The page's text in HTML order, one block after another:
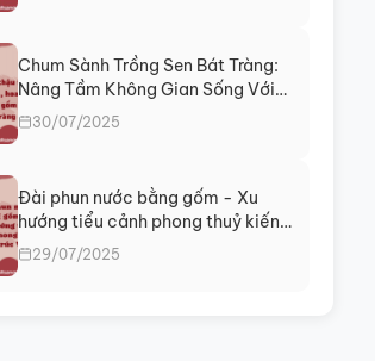
Chum Sành Trồng Sen Bát Tràng:
Nâng Tầm Không Gian Sống Với
Vẻ Đẹp Thanh Tịnh
30/07/2025
Đài phun nước bằng gốm - Xu
hướng tiểu cảnh phong thuỷ kiến
trúc Việt
29/07/2025